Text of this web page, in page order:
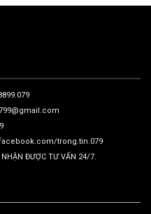
trong.tin.079
NHẬN ĐƯỢC TƯ VẤN 24/7.